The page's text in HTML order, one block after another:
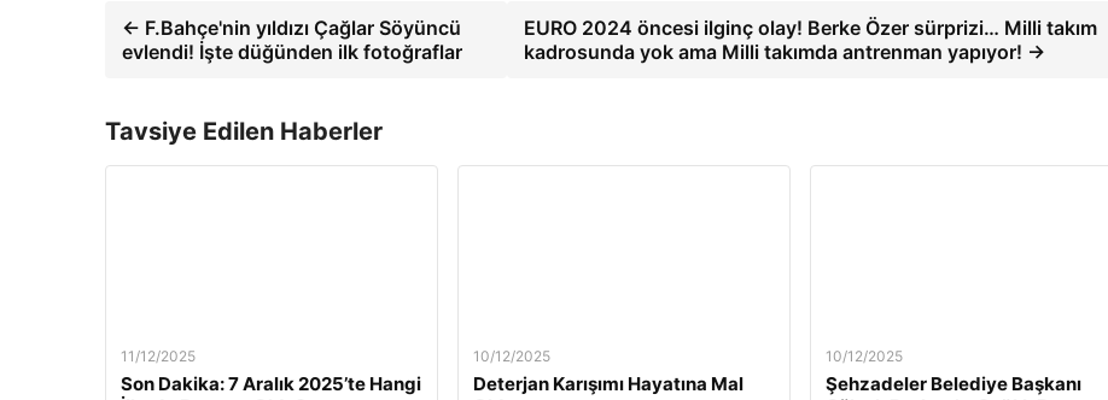
← F.Bahçe'nin yıldızı Çağlar Söyüncü
evlendi! İşte düğünden ilk fotoğraflar
EURO 2024 öncesi ilginç olay! Berke Özer sürprizi… Milli takım
kadrosunda yok ama Milli takımda antrenman yapıyor! →
Tavsiye Edilen Haberler
11/12/2025
Son Dakika: 7 Aralık 2025’te Hangi
10/12/2025
Deterjan Karışımı Hayatına Mal
10/12/2025
Şehzadeler Belediye Başkanı